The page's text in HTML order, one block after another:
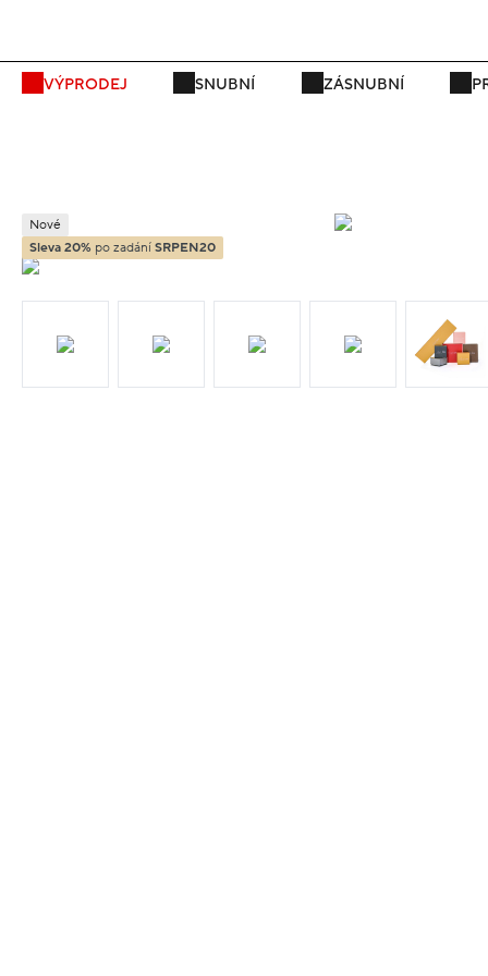
VÝPRODEJ SNUBNÍ ZÁSNUBNÍ
Nové
Sleva 20% po zadání SRPEN20